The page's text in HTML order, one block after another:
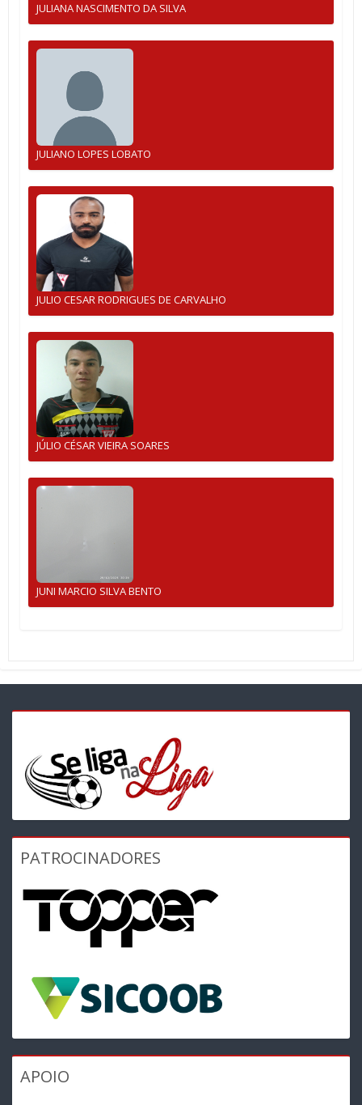
JULIANA NASCIMENTO DA SILVA
JULIANO LOPES LOBATO
JULIO CESAR RODRIGUES DE CARVALHO
JÚLIO CÉSAR VIEIRA SOARES
JUNI MARCIO SILVA BENTO
PATROCINADORES
APOIO